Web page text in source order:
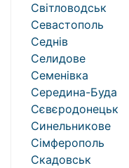
Світловодськ
Севастополь
Седнів
Селидове
Семенівка
Середина-Буда
Сєвєродонецьк
Синельникове
Сімферополь
Скадовськ